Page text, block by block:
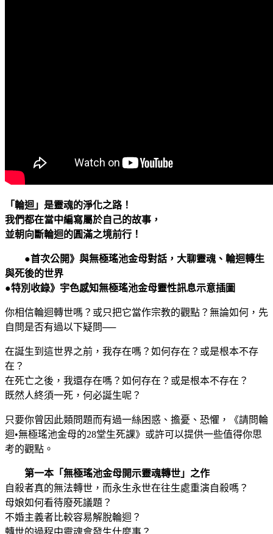
促
靈
轉
和
化
數
「輪迴」是靈魂的淨化之路！
我們都在當中編寫屬於自己的故事，
並朝向斷輪迴的圓滿之境前行！
●首次公開》與無極瑤池金母對話，大聊靈魂、輪迴轉生
與死後的世界
●特別收錄》宇色感知無極瑤池金母靈性訊息示意插圖
你相信輪迴轉世嗎？或只把它當作宗教的觀點？無論如何，先
自問是否有過以下疑問──
在誕生到這世界之前，我存在嗎？如何存在？或是根本不存
在？
在死亡之後，我還存在嗎？如何存在？或是根本不存在？
既然人終須一死，何必誕生呢？
只要你曾因此類問題而有過一絲困惑、擔憂、恐懼，《請問輪
迴•無極瑤池金母的28堂生死課》或許可以提供一些值得你思
考的觀點。
第一本「無極瑤池金母開示靈魂轉世」之作
自殺者真的無法轉世，而永生永世在往生處重演自殺嗎？
母娘如何看待廢死議題？
不婚主義者比較容易解脫輪迴？
轉世的過程中靈魂會發生什麼事？